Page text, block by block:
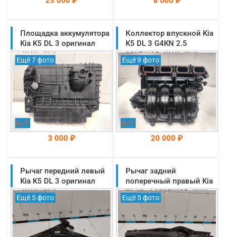
На складе: Раменское
-->
На складе: Раменское
-->
Площадка аккумулятора
Kia K5 DL 3 оригинал
2019-2025
(37150L2000)
Ещё 7 фото
Б/У
3 000 ₽
На складе: Раменское
-->
Коллектор впускной Kia
K5 DL 3 G4KN 2.5
оригинал 2019-2025
(283102S000)
Ещё 9 фото
Б/У
20 000 ₽
На складе: Раменское
-->
Рычаг передний левый
Kia K5 DL 3 оригинал
2019-2025
(54500L1100)
Ещё 5 фото
Рычаг задний
поперечный правый Kia
K5 DL 3 оригинал 2019-
2025 (55211L1100)
Ещё 5 фото